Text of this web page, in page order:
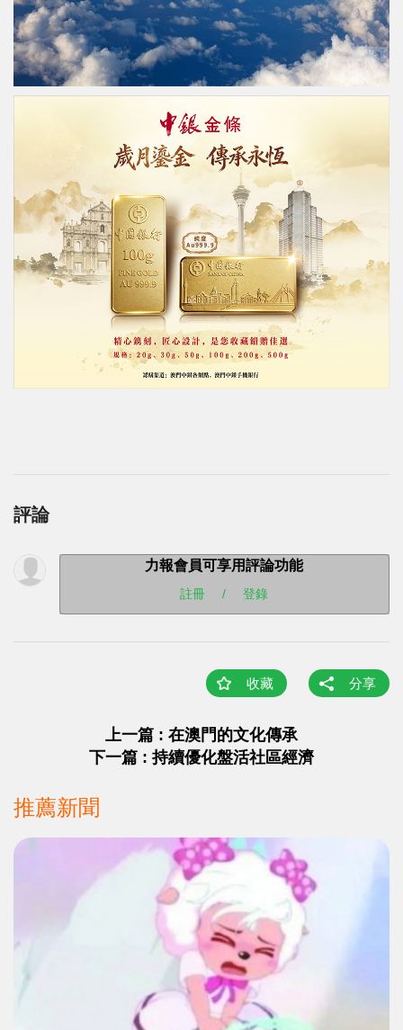
評論
力報會員可享用評論功能
註冊 / 登錄
收藏 分享
上一篇 : 在澳門的文化傳承
下一篇 : 持續優化盤活社區經濟
推薦新聞